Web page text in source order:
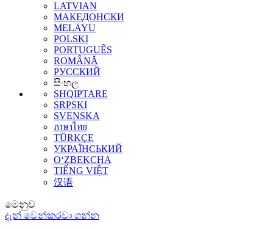
LATVIAN
МАКЕДОНСКИ
MELAYU
POLSKI
PORTUGUÊS
ROMÂNĂ
РУССКИЙ
සිංහල
SHQIPTARE
SRPSKI
SVENSKA
ภาษาไทย
TÜRKÇE
УКРАЇНСЬКИЙ
O‘ZBEKCHA
TIẾNG VIỆT
汉语
මෙනුව
දැන් වෙන්කරවා ගන්න